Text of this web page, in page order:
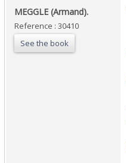
‎MEGGLE (Armand).‎
Reference : 30410
See the book